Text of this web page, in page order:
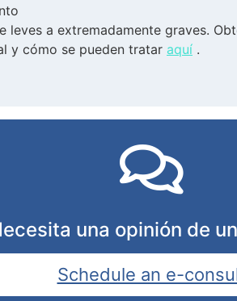
leves a extremadamente graves.
y cómo se pueden tratar aquí .
una opinión de
Schedule an e-